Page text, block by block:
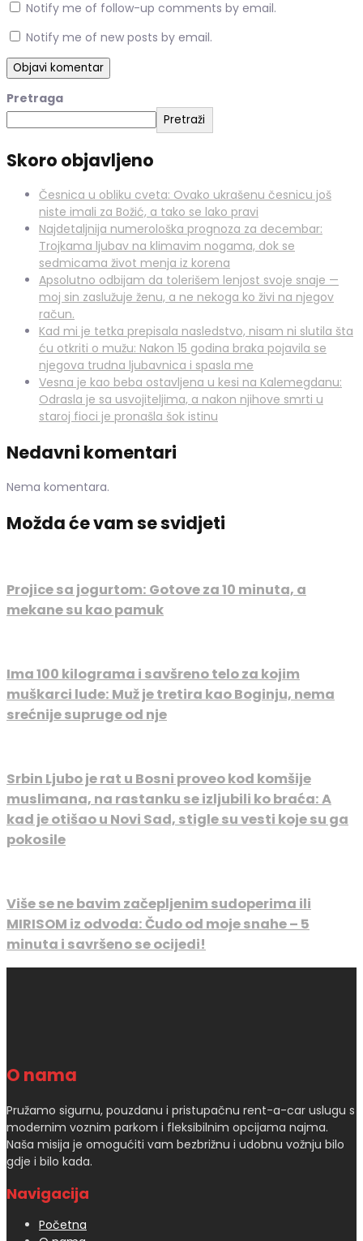
Notify me of follow-up comments by email.
Notify me of new posts by email.
Pretraga
Pretraži
Skoro objavljeno
Česnica u obliku cveta: Ovako ukrašenu česnicu još
niste imali za Božić, a tako se lako pravi
Najdetaljnija numerološka prognoza za decembar:
Trojkama ljubav na klimavim nogama, dok se
sedmicama život menja iz korena
Apsolutno odbijam da tolerišem lenjost svoje snaje —
moj sin zaslužuje ženu, a ne nekoga ko živi na njegov
račun.
Kad mi je tetka prepisala nasledstvo, nisam ni slutila šta
ću otkriti o mužu: Nakon 15 godina braka pojavila se
njegova trudna ljubavnica i spasla me
Vesna je kao beba ostavljena u kesi na Kalemegdanu:
Odrasla je sa usvojiteljima, a nakon njihove smrti u
staroj fioci je pronašla šok istinu
Nedavni komentari
Nema komentara.
Možda će vam se svidjeti
Projice sa jogurtom: Gotove za 10 minuta, a
mekane su kao pamuk
Ima 100 kilograma i savšreno telo za kojim
muškarci lude: Muž je tretira kao Boginju, nema
srećnije supruge od nje
Srbin Ljubo je rat u Bosni proveo kod komšije
muslimana, na rastanku se izljubili ko braća: A
kad je otišao u Novi Sad, stigle su vesti koje su ga
pokosile
Više se ne bavim začepljenim sudoperima ili
MIRISOM iz odvoda: Čudo od moje snahe – 5
minuta i savršeno se ocijedi!
O nama
Pružamo sigurnu, pouzdanu i pristupačnu rent-a-car uslugu s
modernim voznim parkom i fleksibilnim opcijama najma.
Naša misija je omogućiti vam bezbrižnu i udobnu vožnju bilo
gdje i bilo kada.
Navigacija
Početna